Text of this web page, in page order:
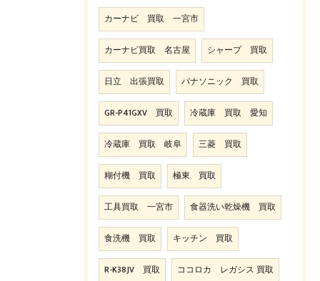
カーナビ 買取 一宮市
カーナビ買取 名古屋 シャープ 買取
日立 出張買取 パナソニック 買取
GR-P41GXV 買取 冷蔵庫 買取 愛知
冷蔵庫 買取 岐阜 三菱 買取
糊付機 買取 極東 買取
工具買取 一宮市 食器洗い乾燥機 買取
食洗機 買取 キッチン 買取
R-K38JV 買取 ココロカ レガシス 買取